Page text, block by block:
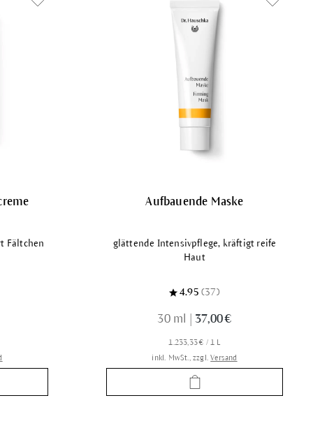
Fältchen
Aufbauende Maske
glättende Intensivpflege, kräftigt reife
Haut
4.95 (37)
30 ml 37,00 €
1.233,33 € / 1 L
inkl. MwSt., zzgl.Versand